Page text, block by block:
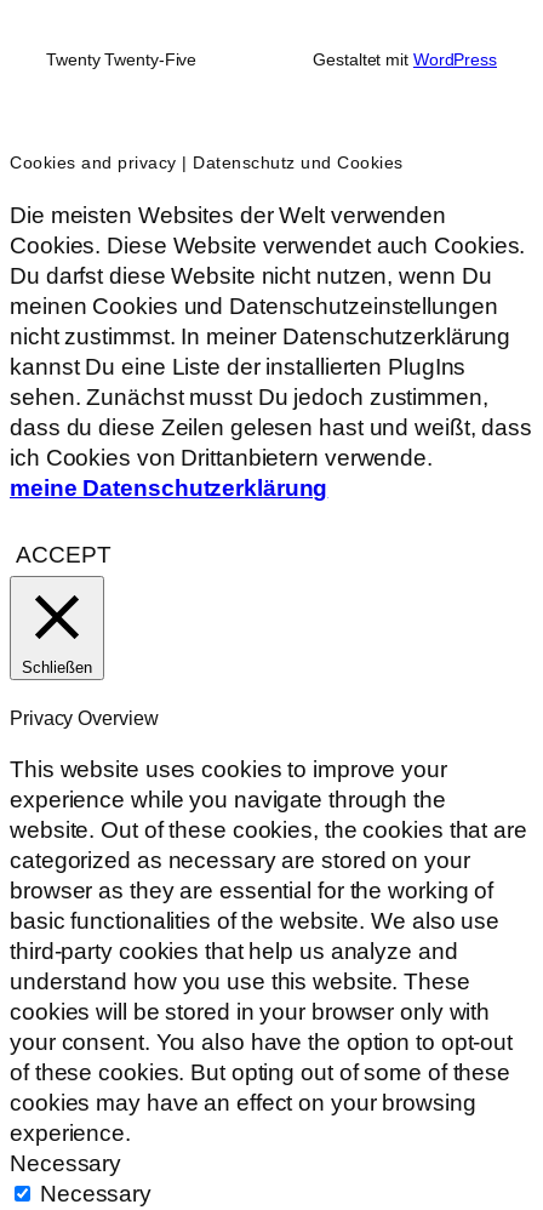
Twenty Twenty-Five Gestaltet mit WordPress
Cookies and privacy | Datenschutz und Cookies
Die meisten Websites der Welt verwenden
Cookies. Diese Website verwendet auch Cookies.
Du darfst diese Website nicht nutzen, wenn Du
meinen Cookies und Datenschutzeinstellungen
nicht zustimmst. In meiner Datenschutzerklärung
kannst Du eine Liste der installierten PlugIns
sehen. Zunächst musst Du jedoch zustimmen,
dass du diese Zeilen gelesen hast und weißt, dass
ich Cookies von Drittanbietern verwende.
meine Datenschutzerklärung
ACCEPT
Schließen
Privacy Overview
This website uses cookies to improve your
experience while you navigate through the
website. Out of these cookies, the cookies that are
categorized as necessary are stored on your
browser as they are essential for the working of
basic functionalities of the website. We also use
third-party cookies that help us analyze and
understand how you use this website. These
cookies will be stored in your browser only with
your consent. You also have the option to opt-out
of these cookies. But opting out of some of these
cookies may have an effect on your browsing
experience.
Necessary
Necessary